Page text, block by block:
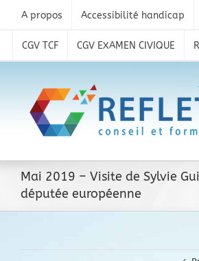
content
A propos Accessibilité handicap
CGV TCF CGV EXAMEN CIVIQUE
Mai 2019 – Visite de Sylvie
députée européenne